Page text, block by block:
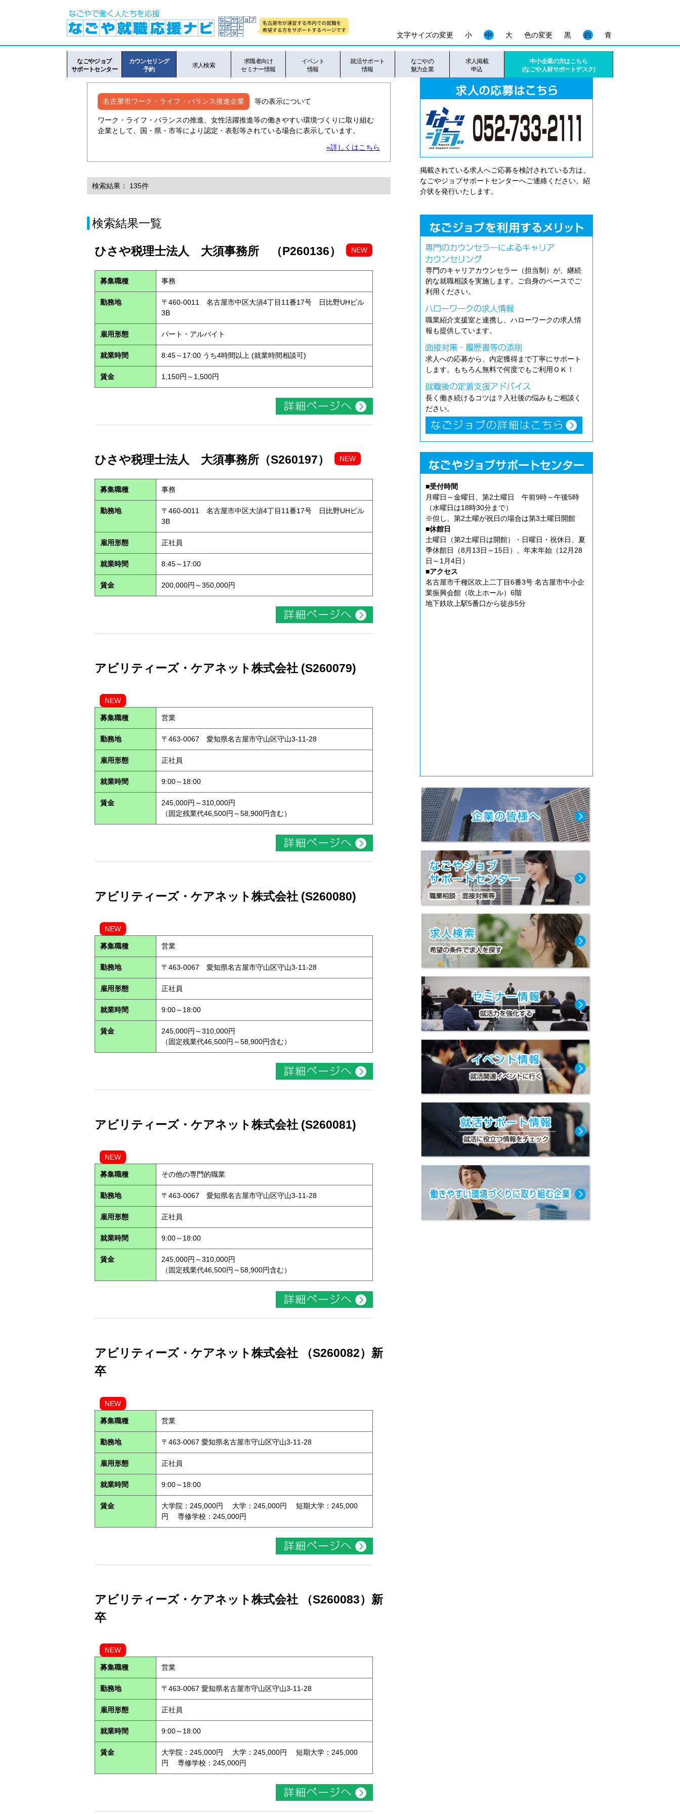
色の変更 黒 白 青
文字サイズの変更 小 中 大
なごやジョブ
サポートセンター
カウンセリング
予約
求人検索
求職者向け
セミナー情報
イベント
情報
就活サポート
情報
なごやの
魅力企業
求人掲載
申込
中小企業の方はこちら
(なごや人材サポートデスク)
名古屋市ワーク・ライフ・バランス推進企業 等の表示について
ワーク・ライフ・バランスの推進、女性活躍推進等の働きやすい環境づくりに取り組む
企業として、国・県・市等により認定・表彰等されている場合に表示しています。
»詳しくはこちら
検索結果： 135件
検索結果一覧
ひさや税理士法人 大須事務所 （P260136） NEW
募集職種 事務
勤務地
〒460-0011 名古屋市中区大須4丁目11番17号 日比野UHビル
3B
雇用形態 パート・アルバイト
就業時間 8:45～17:00 うち4時間以上 (就業時間相談可)
賃金 1,150円～1,500円
ひさや税理士法人 大須事務所（S260197） NEW
募集職種 事務
勤務地
〒460-0011 名古屋市中区大須4丁目11番17号 日比野UHビル
3B
雇用形態 正社員
就業時間 8:45～17:00
賃金 200,000円～350,000円
アビリティーズ・ケアネット株式会社 (S260079)
NEW
募集職種 営業
勤務地 〒463-0067 愛知県名古屋市守山区守山3-11-28
雇用形態 正社員
就業時間 9:00～18:00
賃金
245,000円～310,000円
（固定残業代46,500円～58,900円含む）
アビリティーズ・ケアネット株式会社 (S260080)
NEW
募集職種 営業
勤務地 〒463-0067 愛知県名古屋市守山区守山3-11-28
雇用形態 正社員
就業時間 9:00～18:00
賃金
245,000円～310,000円
（固定残業代46,500円～58,900円含む）
アビリティーズ・ケアネット株式会社 (S260081)
NEW
募集職種 その他の専門的職業
勤務地 〒463-0067 愛知県名古屋市守山区守山3-11-28
雇用形態 正社員
就業時間 9:00～18:00
賃金
245,000円～310,000円
（固定残業代46,500円～58,900円含む）
アビリティーズ・ケアネット株式会社 （S260082）新
卒
NEW
募集職種 営業
勤務地 〒463-0067 愛知県名古屋市守山区守山3-11-28
雇用形態 正社員
就業時間 9:00～18:00
賃金
大学院：245,000円 大学：245,000円 短期大学：245,000
円 専修学校：245,000円
アビリティーズ・ケアネット株式会社 （S260083）新
卒
NEW
募集職種 営業
勤務地 〒463-0067 愛知県名古屋市守山区守山3-11-28
雇用形態 正社員
就業時間 9:00～18:00
賃金
大学院：245,000円 大学：245,000円 短期大学：245,000
円 専修学校：245,000円
掲載されている求人へご応募を検討されている方は、
なごやジョブサポートセンターへご連絡ください。紹
介状を発行いたします。
専門のキャリアカウンセラー（担当制）が、継続
的な就職相談を実施します。ご自身のペースでご
利用ください。
職業紹介支援室と連携し、ハローワークの求人情
報も提供しています。
求人への応募から、内定獲得まで丁寧にサポート
します。もちろん無料で何度でもご利用ＯＫ！
長く働き続けるコツは？入社後の悩みもご相談く
ださい。
■受付時間
月曜日～金曜日、第2土曜日 午前9時～午後5時
（水曜日は18時30分まで）
※但し、第2土曜が祝日の場合は第3土曜日開館
■休館日
土曜日（第2土曜日は開館）・日曜日・祝休日、夏
季休館日（8月13日～15日）、年末年始（12月28
日～1月4日）
■アクセス
名古屋市千種区吹上二丁目6番3号 名古屋市中小企
業振興会館（吹上ホール）6階
地下鉄吹上駅5番口から徒歩5分